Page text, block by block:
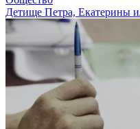
Детище Петра, Екатерины